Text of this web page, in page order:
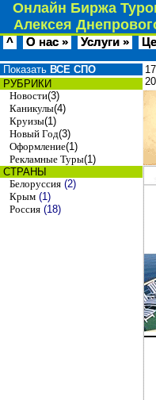
Онлайн Биржа
Алексея
^ О нас » Услуги »
Показать ВСЕ СПО
РУБРИКИ
Новости(3)
Каникулы(4)
Круизы(1)
Новый Год(3)
Оформление(1)
Рекламные Туры(1)
СТРАНЫ
Белоруссия (2)
Крым (1)
Россия (18)